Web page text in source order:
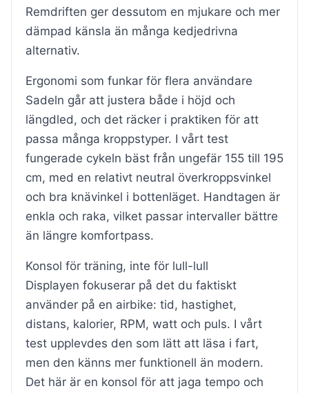
Remdriften ger dessutom en mjukare och mer
dämpad känsla än många kedjedrivna
alternativ.
Ergonomi som funkar för flera användare
Sadeln går att justera både i höjd och
längdled, och det räcker i praktiken för att
passa många kroppstyper. I vårt test
fungerade cykeln bäst från ungefär 155 till 195
cm, med en relativt neutral överkroppsvinkel
och bra knävinkel i bottenläget. Handtagen är
enkla och raka, vilket passar intervaller bättre
än längre komfortpass.
Konsol för träning, inte för lull-lull
Displayen fokuserar på det du faktiskt
använder på en airbike: tid, hastighet,
distans, kalorier, RPM, watt och puls. I vårt
test upplevdes den som lätt att läsa i fart,
men den känns mer funktionell än modern.
Det här är en konsol för att jaga tempo och